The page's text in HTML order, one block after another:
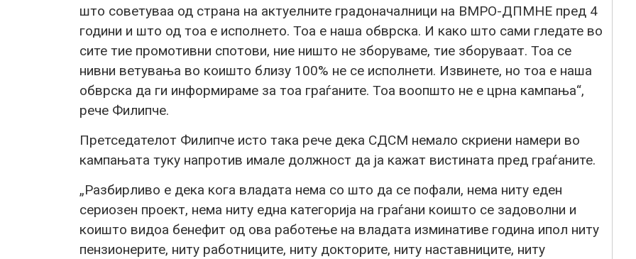
што советуваа од страна на актуелните градоначалници на ВМРО-ДПМНЕ пред 4
години и што од тоа е исполнето. Тоа е наша обврска. И како што сами гледате во
сите тие промотивни спотови, ние ништо не зборуваме, тие зборуваат. Тоа се
нивни ветувања во коишто близу 100% не се исполнети. Извинете, но тоа е наша
обврска да ги информираме за тоа граѓаните. Тоа воопшто не е црна кампања“,
рече Филипче.
Претседателот Филипче исто така рече дека СДСМ немало скриени намери во
кампањата туку напротив имале должност да ја кажат вистината пред граѓаните.
„Разбирливо е дека кога владата нема со што да се пофали, нема ниту еден
сериозен проект, нема ниту една категорија на граѓани коишто се задоволни и
коишто видоа бенефит од ова работење на владата изминативе година ипол ниту
пензионерите, ниту работниците, ниту докторите, ниту наставниците, ниту